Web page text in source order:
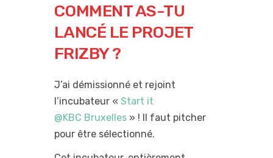
COMMENT AS-TU
LANCÉ LE PROJET
FRIZBY ?
J’ai démissionné et rejoint
l’incubateur « Start it
@KBC Bruxelles » ! Il faut pitcher
pour être sélectionné.